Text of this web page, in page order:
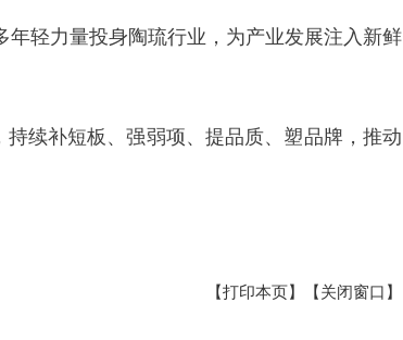
轻力量投身陶琉行业，为产业发展注入新鲜
续补短板、强弱项、提品质、塑品牌，推动
【打印本页】 【关闭窗口】